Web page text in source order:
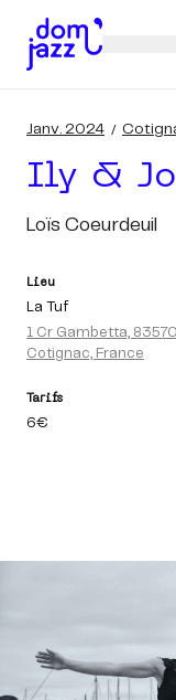
Janv. 2024
Ily &
Loïs Coeurdeuil
Lieu
La Tuf
1 Cr Gambetta, 83570
Cotignac, France
Tarifs
6€